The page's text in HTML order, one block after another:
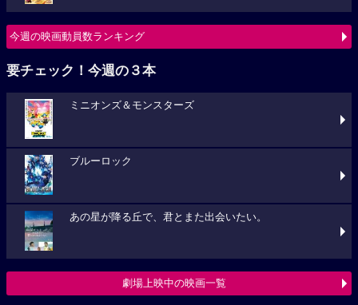
今週の映画動員数ランキング
要チェック！今週の３本
ミニオンズ＆モンスターズ
ブルーロック
あの星が降る丘で、君とまた出会いたい。
劇場上映中の映画一覧